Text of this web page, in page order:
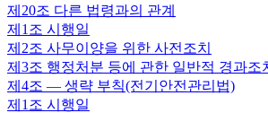
제20조 다른 법령과의 관계
제1조 시행일
제2조 사무이양을 위한 사전조치
제3조 행정처분 등에 관한 일반적 경과조
제4조 — 생략 부칙(전기안전관리법)
제1조 시행일